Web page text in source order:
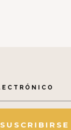
SUSCRIBIRSE